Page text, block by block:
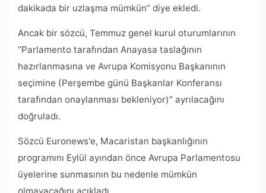
dakikada bir uzlaşma mümkün” diye ekledi.
Ancak bir sözcü, Temmuz genel kurul oturumlarının
“Parlamento tarafından Anayasa taslağının
hazırlanmasına ve Avrupa Komisyonu Başkanının
seçimine (Perşembe günü Başkanlar Konferansı
tarafından onaylanması bekleniyor)” ayrılacağını
doğruladı.
Sözcü Euronews'e, Macaristan başkanlığının
programını Eylül ayından önce Avrupa Parlamentosu
üyelerine sunmasının bu nedenle mümkün